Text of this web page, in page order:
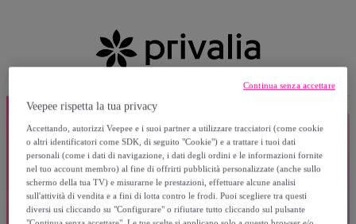
Veepee rispetta la tua privacy
Accettando, autorizzi Veepee e i suoi partner a utilizzare tracciatori (come cookie
o altri identificatori come SDK, di seguito "Cookie") e a trattare i tuoi dati
personali (come i dati di navigazione, i dati degli ordini e le informazioni fornite
nel tuo account membro) al fine di offrirti pubblicità personalizzate (anche sullo
schermo della tua TV) e misurarne le prestazioni, effettuare alcune analisi
sull'attività di vendita e a fini di lotta contro le frodi. Puoi scegliere tra questi
diversi usi cliccando su "Configurare" o rifiutare tutto cliccando sul pulsante
Continua senza accettare